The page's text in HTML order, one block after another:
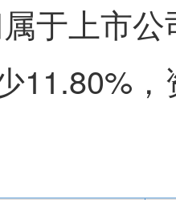
于上市
11.80%